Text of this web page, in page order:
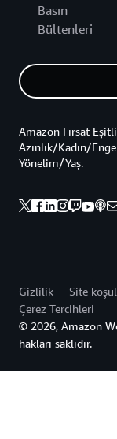
Basın
Bültenleri
Amazon Fırsat
Azınlık/Kadın/
Yönelim/Yaş.
Gizlilik Site
Çerez Tercihleri
© 2026, Amazon
hakları saklıdır.